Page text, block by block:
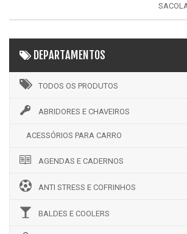
DEPARTAMENTOS
TODOS OS PRODUTOS
ABRIDORES E CHAVEIROS
ACESSÓRIOS PARA CARRO
AGENDAS E CADERNOS
ANTI STRESS E COFRINHOS
BALDES E COOLERS